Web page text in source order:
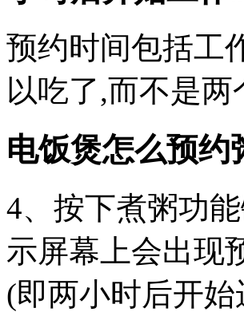
预约时间包括工
以吃了,而不是
电饭煲怎么预约
4、按下煮粥功
示屏幕上会出现
(即两小时后开